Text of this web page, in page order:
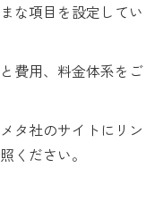
な項目を設定してい
費用、料金体系をご
タ社のサイトにリン
ください。